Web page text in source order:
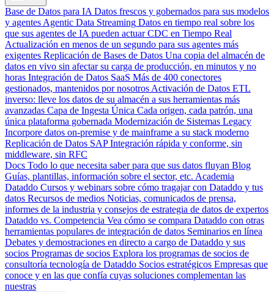
Base de Datos para IA Datos frescos y gobernados para sus modelos
y agentes Agentic Data Streaming Datos en tiempo real sobre los
que sus agentes de IA pueden actuar CDC en Tiempo Real
Actualización en menos de un segundo para sus agentes más
exigentes Replicación de Bases de Datos Una copia del almacén de
datos en vivo sin afectar su carga de producción, en minutos y no
horas Integración de Datos SaaS Más de 400 conectores
gestionados, mantenidos por nosotros Activación de Datos ETL
inverso: lleve los datos de su almacén a sus herramientas más
avanzadas Capa de Ingesta Única Cada origen, cada patrón, una
única plataforma gobernada Modernización de Sistemas Legacy
Incorpore datos on-premise y de mainframe a su stack moderno
Replicación de Datos SAP Integración rápida y conforme, sin
middleware, sin RFC
Docs Todo lo que necesita saber para que sus datos fluyan Blog
Guías, plantillas, información sobre el sector, etc. Academia
Dataddo Cursos y webinars sobre cómo tragajar con Dataddo y tus
datos Recursos de medios Noticias, comunicados de prensa,
informes de la industria y consejos de estrategia de datos de expertos
Dataddo vs. Competencia Vea cómo se compara Dataddo con otras
herramientas populares de integración de datos Seminarios en línea
Debates y demostraciones en directo a cargo de Dataddo y sus
socios Programas de socios Explora los programas de socios de
consultoría tecnología de Dataddo Socios estratégicos Empresas que
conoce y en las que confía cuyas soluciones complementan las
nuestras